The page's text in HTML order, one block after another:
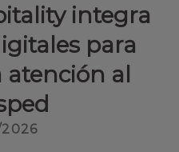
integra
para
al
2026